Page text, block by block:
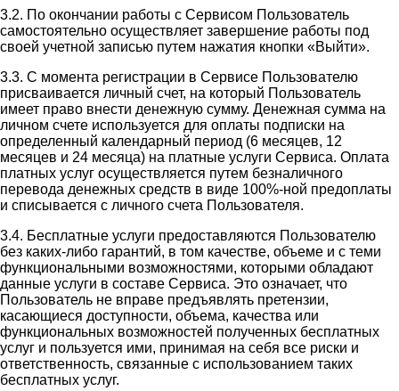
3.2. По окончании работы с Сервисом Пользователь
самостоятельно осуществляет завершение работы под
своей учетной записью путем нажатия кнопки «Выйти».
3.3. С момента регистрации в Сервисе Пользователю
присваивается личный счет, на который Пользователь
имеет право внести денежную сумму. Денежная сумма на
личном счете используется для оплаты подписки на
определенный календарный период (6 месяцев, 12
месяцев и 24 месяца) на платные услуги Сервиса. Оплата
платных услуг осуществляется путем безналичного
перевода денежных средств в виде 100%-ной предоплаты
и списывается с личного счета Пользователя.
3.4. Бесплатные услуги предоставляются Пользователю
без каких-либо гарантий, в том качестве, объеме и с теми
функциональными возможностями, которыми обладают
данные услуги в составе Сервиса. Это означает, что
Пользователь не вправе предъявлять претензии,
касающиеся доступности, объема, качества или
функциональных возможностей полученных бесплатных
услуг и пользуется ими, принимая на себя все риски и
ответственность, связанные с использованием таких
бесплатных услуг.